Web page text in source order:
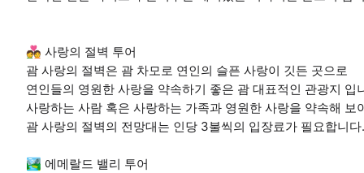
💑 사랑의 절벽 투어
괌 사랑의 절벽은 괌 차모로 연인의 슬픈 사랑이 깃든 곳으로
연인들의 영원한 사랑을 약속하기 좋은 괌 대표적인 관광지 입
사랑하는 사람 혹은 사랑하는 가족과 영원한 사랑을 약속해 보
괌 사랑의 절벽의 전망대는 인당 3불씩의 입장료가 필요합니다.
🏞️ 에메랄드 밸리 투어